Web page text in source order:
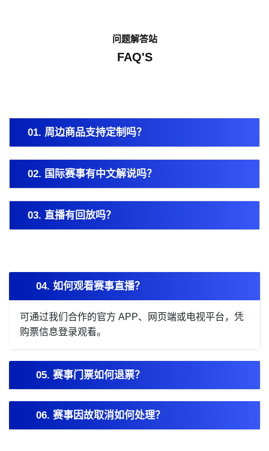
问题解答站
FAQ'S
01. 周边商品支持定制吗？
02. 国际赛事有中文解说吗？
03. 直播有回放吗？
04. 如何观看赛事直播？
可通过我们合作的官方 APP、网页端或电视平台，凭
购票信息登录观看。
05. 赛事门票如何退票？
06. 赛事因故取消如何处理？